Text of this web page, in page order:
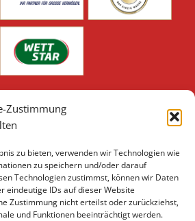
Zustimmung
zu bieten, verwenden wir Technologien wie
zu speichern und/oder darauf
Technologien zustimmst, können wir Daten
eindeutige IDs auf dieser Website
Zustimmung nicht erteilst oder zurückziehst,
und Funktionen beeinträchtigt werden.
& Partner finden Sie hier:
2026